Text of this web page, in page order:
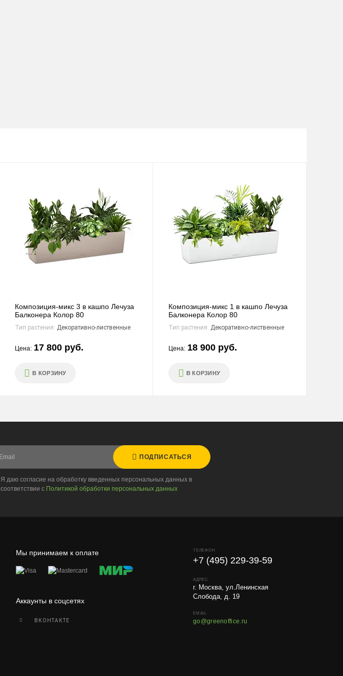
Композиция-микс 3 в кашпо Лечуза
Балконера Колор 80
Тип растения: Декоративно-лиственные
Цена: 17 800 руб.
В КОРЗИНУ
Композиция-микс 1 в кашпо Лечуза
Балконера Колор 80
Тип растения: Декоративно-лиственные
Цена: 18 900 руб.
В КОРЗИНУ
ПОДПИСАТЬСЯ
Я даю согласие на обработку введенных персональных данных в
соответствии с Политикой обработки персональных данных
Мы принимаем к оплате
Аккаунты в соцсетях
ВКОНТАКТЕ
ТЕЛЕФОН
+7 (495) 229-39-59
АДРЕС
г. Москва, ул.Ленинская
Слобода, д. 19
EMAIL
go@greenoffice.ru